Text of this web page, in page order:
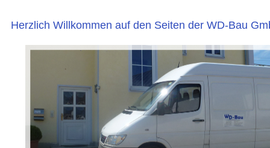
Herzlich Willkommen auf den Seiten der WD-Bau